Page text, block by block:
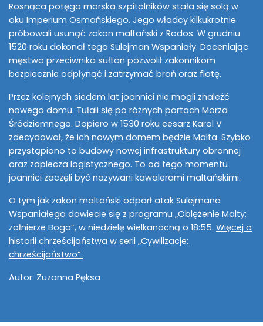
Rosnąca potęga morska szpitalników stała się solą w
oku Imperium Osmańskiego. Jego władcy kilkukrotnie
próbowali usunąć zakon maltański z Rodos. W grudniu
1520 roku dokonał tego Sulejman Wspaniały. Doceniając
męstwo przeciwnika sułtan pozwolił zakonnikom
bezpiecznie odpłynąć i zatrzymać broń oraz flotę.
Przez kolejnych siedem lat joannici nie mogli znaleźć
nowego domu. Tułali się po różnych portach Morza
Śródziemnego. Dopiero w 1530 roku cesarz Karol V
zdecydował, że ich nowym domem będzie Malta. Szybko
przystąpiono to budowy nowej infrastruktury obronnej
oraz zaplecza logistycznego. To od tego momentu
joannici zaczęli być nazywani kawalerami maltańskimi.
O tym jak zakon maltański odparł atak Sulejmana
Wspaniałego dowiecie się z programu „Oblężenie Malty:
żołnierze Boga”, w niedzielę wielkanocną o 18:55. Więcej o
historii chrześcijaństwa w serii „Cywilizacje:
chrześcijaństwo”.
Autor: Zuzanna Pęksa